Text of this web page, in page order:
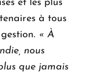
et les plus
à tous
« À
nous
que jamais